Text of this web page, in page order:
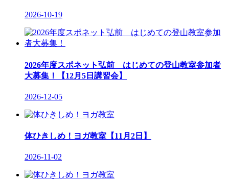
2026-10-19
2026年度スポネット弘前 はじめての登山教室参加者
大募集！【12月5日講習会】
2026-12-05
体ひきしめ！ヨガ教室【11月2日】
2026-11-02